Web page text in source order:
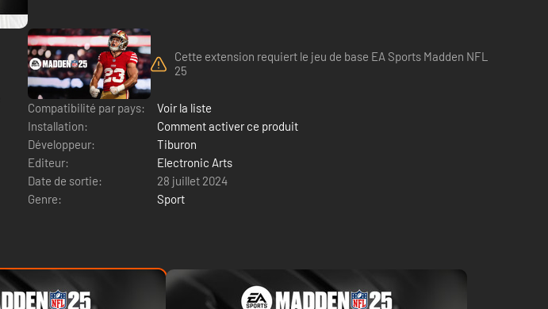
Cette extension requiert le jeu de base EA Sports Madden NFL
25
Compatibilité par pays:
Voir la liste
Installation:
Comment activer ce produit
Développeur:
Tiburon
Editeur:
Electronic Arts
Date de sortie:
28 juillet 2024
Genre:
Sport